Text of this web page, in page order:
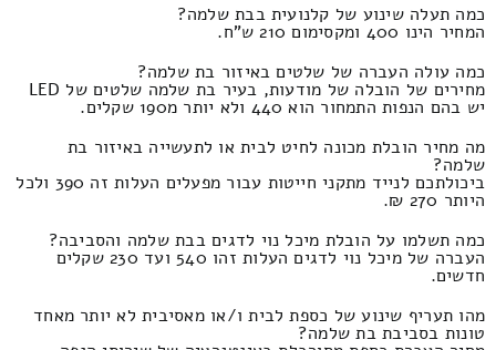
כמה תעלה שינוע של קלנועית בבת שלמה?
המחיר הינו 400 ומקסימום 210 ש"ח.
כמה עולה העברה של שלטים באיזור בת שלמה?
מחירים של הובלה של מודעות, בעיר בת שלמה שלטים של LED
יש בהם הנפות התמחור הוא 440 ולא יותר מ190 שקלים.
מה מחיר הובלת מכונה לחיט לבית או לתעשייה באיזור בת
שלמה?
ביכולתכם לנייד מתקני חייטות עבור מפעלים העלות זה 390 ולכל
היותר 270 ₪.
כמה תשלמו על הובלת מיכל נוי לדגים בבת שלמה והסביבה?
העברה של מיכל נוי לדגים העלות זהו 540 ועד 230 שקלים
חדשים.
מהו תעריף שינוע של כספת לבית ו/או מאסיבית לא יותר מאחד
טונות בסביבת בת שלמה?